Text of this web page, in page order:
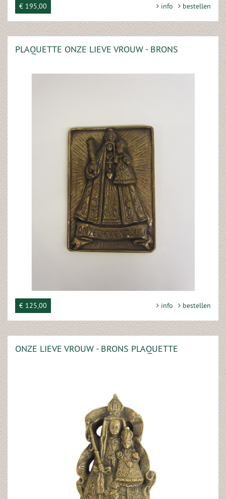
€ 195,00 info bestellen
PLAQUETTE ONZE LIEVE VROUW - BRONS
€ 125,00 info bestellen
ONZE LIEVE VROUW - BRONS PLAQUETTE